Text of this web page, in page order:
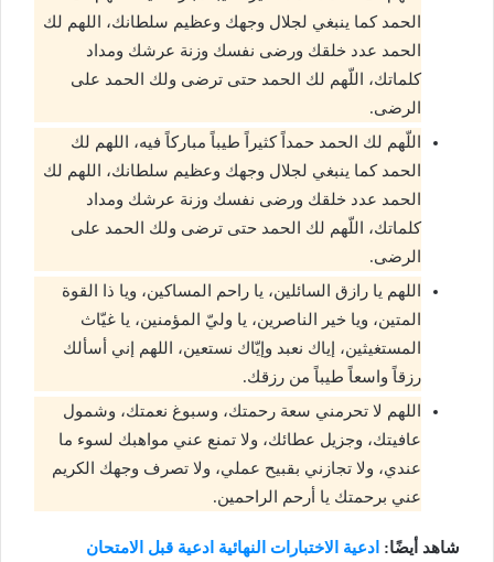
الحمد كما ينبغي لجلال وجهك وعظيم سلطانك، اللهم لك
الحمد عدد خلقك ورضى نفسك وزنة عرشك ومداد
كلماتك، اللّهم لك الحمد حتى ترضى ولك الحمد على
الرضى.
اللّهم لك الحمد حمداً كثيراً طيباً مباركاً فيه، اللهم لك
الحمد كما ينبغي لجلال وجهك وعظيم سلطانك، اللهم لك
الحمد عدد خلقك ورضى نفسك وزنة عرشك ومداد
كلماتك، اللّهم لك الحمد حتى ترضى ولك الحمد على
الرضى.
اللهم يا رازق السائلين، يا راحم المساكين، ويا ذا القوة
المتين، ويا خير الناصرين، يا وليّ المؤمنين، يا غيّاث
المستغيثين، إياك نعبد وإيّاك نستعين، اللهم إني أسألك
رزقاً واسعاً طيباً من رزقك.
اللهم لا تحرمني سعة رحمتك، وسبوغ نعمتك، وشمول
عافيتك، وجزيل عطائك، ولا تمنع عني مواهبك لسوء ما
عندي، ولا تجازني بقبيح عملي، ولا تصرف وجهك الكريم
عني برحمتك يا أرحم الراحمين.
شاهد أيضًا: ادعية الاختبارات النهائية ادعية قبل الامتحان